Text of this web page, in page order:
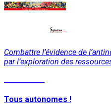
Combattre l’évidence de
par l’exploration des
Tous autonomes !